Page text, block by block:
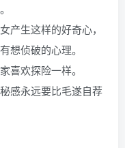
产生这样的好奇心，
想侦破的心理。
喜欢探险一样。
感永远要比毛遂自荐